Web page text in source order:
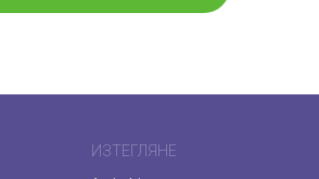
ИЗТЕГЛЯНЕ